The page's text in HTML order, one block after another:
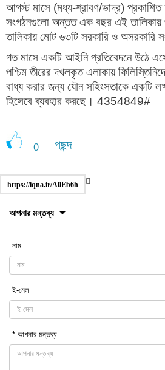
আগস্ট মাসে (মধ্য-শ্রাবণ/ভাদ্র) প্রকাশিত
সংগঠনগুলো অন্তত এক বছর এই
তালিকায় মোট ৬৩টি সরকারি ও অসরকারি
গত মাসে একটি আইনি প্রতিবেদনে উঠে
পশ্চিম তীরের দখলকৃত এলাকায়
বাধ্য করার জন্য যৌন সহিংসতাকে একটি
হিসেবে ব্যবহার করছে। 4354849#
0 পছন্দ
https://iqna.ir/A0Eb6h
আপনার মন্তব্য
নাম
ই-মেল
* আপনার মন্তব্য